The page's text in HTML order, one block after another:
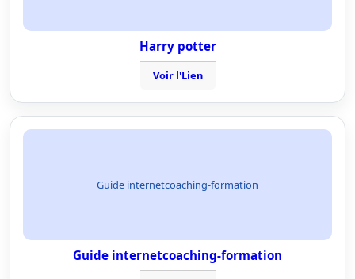
Harry potter
Voir l'Lien
Guide internetcoaching-formation
Guide internetcoaching-formation